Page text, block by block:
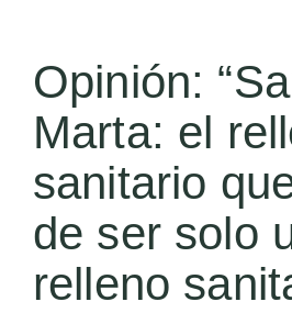
Opinión:
Marta: el
sanitario
de ser solo
relleno